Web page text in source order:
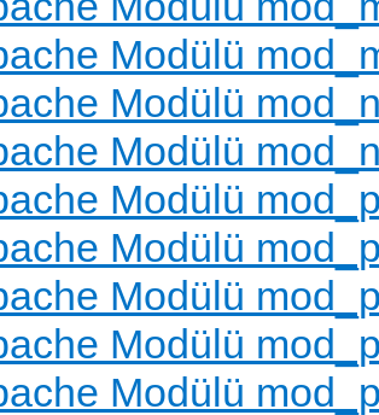
Modülü
Modülü
Modülü
Modülü
Modülü
Modülü
Modülü
Modülü